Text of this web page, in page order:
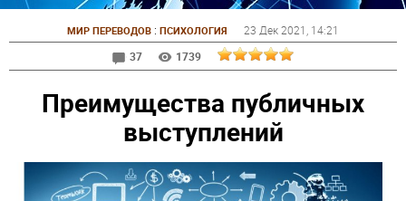
МИР ПЕРЕВОДОВ : ПСИХОЛОГИЯ 23 Дек 2021 , 14:21
37
1739
Преимущества публичных
выступлений